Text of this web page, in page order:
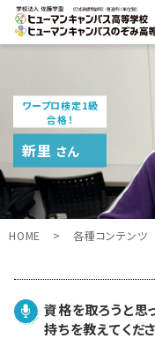
ワープロ検定1級
合格！
新里 さん
HOME > 各種コンテンツ
資格を取ろうと思
持ちを教えてくだ